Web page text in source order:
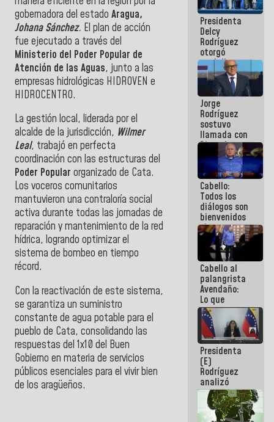
gobernadora del estado Aragua,
Johana Sánchez. El plan de acción
fue ejecutado a través del
Ministerio del Poder Popular de
Atención de las Aguas, junto a las
empresas hidrológicas HIDROVEN e
HIDROCENTRO.
La gestión local, liderada por el
alcalde de la jurisdicción, Wilmer
Leal, trabajó en perfecta
coordinación con las estructuras del
Poder Popular organizado de Cata.
Los voceros comunitarios
mantuvieron una contraloría social
activa durante todas las jornadas de
reparación y mantenimiento de la red
hídrica, logrando optimizar el
sistema de bombeo en tiempo
récord.
Con la reactivación de este sistema,
se garantiza un suministro
constante de agua potable para el
pueblo de Cata, consolidando las
respuestas del 1x10 del Buen
Gobierno en materia de servicios
públicos esenciales para el vivir bien
de los aragüeños.
que haces
es
embarrarla
Presidenta
Delcy
Rodríguez
otorgó
medalla
"Héroe de
Venezuela"
a servidores
públicos
Jorge
Rodríguez
sostuvo
llamada con
Dinorah
Figuera y
acuerdan
primer
encuentro
presencial
para el
diálogo
Cabello:
Todos los
diálogos son
bienvenidos
siempre que
estén en el
marco de la
Constitución
de la
República
Cabello al
palangrista
Avendaño:
Lo que
vayas a
escribir
hazlo hoy
por que no
sabemos si
la semana
que viene
hay
programa
Presidenta
(E)
Rodríguez
analizó
junto a
gobernadores
planes de